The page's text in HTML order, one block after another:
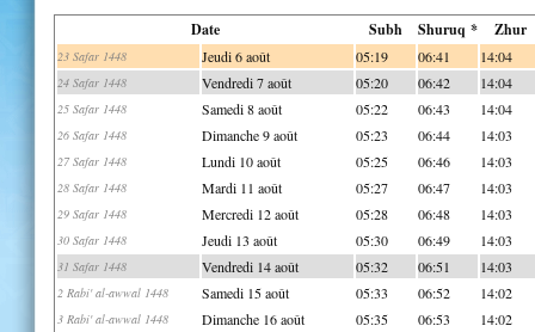
Date Subh Shuruq * Zhur
23 Safar 1448 Jeudi 6 août 05:19 06:41 14:04
24 Safar 1448 Vendredi 7 août 05:20 06:42 14:04
25 Safar 1448 Samedi 8 août 05:22 06:43 14:04
26 Safar 1448 Dimanche 9 août 05:23 06:44 14:03
27 Safar 1448 Lundi 10 août 05:25 06:46 14:03
28 Safar 1448 Mardi 11 août 05:27 06:47 14:03
29 Safar 1448 Mercredi 12 août 05:28 06:48 14:03
30 Safar 1448 Jeudi 13 août 05:30 06:49 14:03
31 Safar 1448 Vendredi 14 août 05:32 06:51 14:03
2 Rabi' al-awwal 1448 Samedi 15 août 05:33 06:52 14:02
3 Rabi' al-awwal 1448 Dimanche 16 août 05:35 06:53 14:02